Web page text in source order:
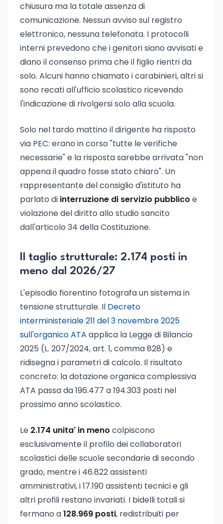
chiusura ma la totale assenza di
comunicazione. Nessun avviso sul registro
elettronico, nessuna telefonata. I protocolli
interni prevedono che i genitori siano avvisati e
diano il consenso prima che il figlio rientri da
solo. Alcuni hanno chiamato i carabinieri, altri si
sono recati all'ufficio scolastico ricevendo
l'indicazione di rivolgersi solo alla scuola.
Solo nel tardo mattino il dirigente ha risposto
via PEC: erano in corso "tutte le verifiche
necessarie" e la risposta sarebbe arrivata "non
appena il quadro fosse stato chiaro". Un
rappresentante del consiglio d'istituto ha
parlato di interruzione di servizio pubblico e
violazione del diritto allo studio sancito
dall'articolo 34 della Costituzione.
Il taglio strutturale: 2.174 posti in
meno dal 2026/27
L'episodio fiorentino fotografa un sistema in
tensione strutturale. Il Decreto
interministeriale 211 del 3 novembre 2025
sull'organico ATA applica la Legge di Bilancio
2025 (L. 207/2024, art. 1, comma 828) e
ridisegna i parametri di calcolo. Il risultato
concreto: la dotazione organica complessiva
ATA passa da 196.477 a 194.303 posti nel
prossimo anno scolastico.
Le 2.174 unita' in meno colpiscono
esclusivamente il profilo dei collaboratori
scolastici delle scuole secondarie di secondo
grado, mentre i 46.822 assistenti
amministrativi, i 17.190 assistenti tecnici e gli
altri profili restano invariati. I bidelli totali si
fermano a128.969 posti, redistribuiti per